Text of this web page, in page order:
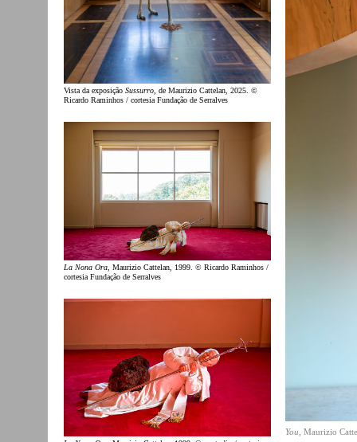
Vista da exposição Sussurro, de Maurizio Cattelan, 2025. ©
Ricardo Raminhos / cortesia Fundação de Serralves
La Nona Ora , Maurizio Cattelan, 1999. © Ricardo Raminhos /
cortesia Fundação de Serralves
You , Maurizio